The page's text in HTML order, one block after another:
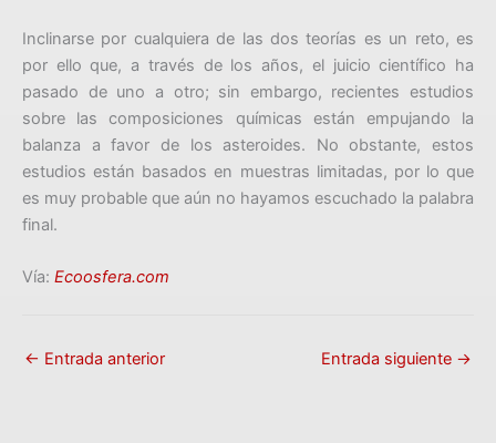
Inclinarse por cualquiera de las dos teorías es un reto, es
por ello que, a través de los años, el juicio científico ha
pasado de uno a otro; sin embargo, recientes estudios
sobre las composiciones químicas están empujando la
balanza a favor de los asteroides. No obstante, estos
estudios están basados en muestras limitadas, por lo que
es muy probable que aún no hayamos escuchado la palabra
final.
Vía: Ecoosfera.com
← Entrada anterior Entrada siguiente →